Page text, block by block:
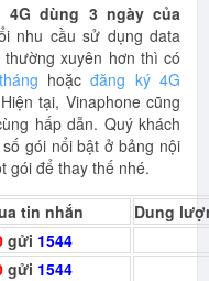
4G dùng 3 ngày của
nhu cầu sử dụng data
xuyên hơn thì có
hoặcđăng ký 4G
tại, Vinaphone cũng
hấp dẫn. Quý khách
gói nổi bật ở bảng nội
gói để thay thế nhé.
tin nhắn
Dung
gửi 1544
gửi 1544